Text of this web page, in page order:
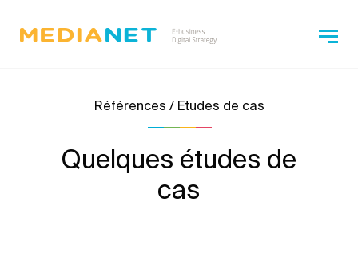
Références / Etudes de cas
Quelques études de
cas